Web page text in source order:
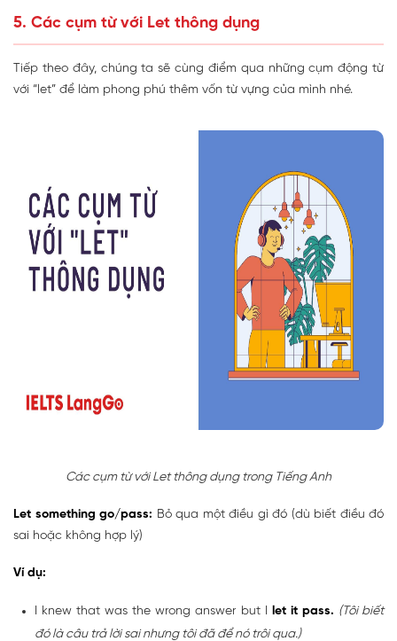
5. Các cụm từ với Let thông dụng
Tiếp theo đây, chúng ta sẽ cùng điểm qua những cụm động từ
với “let” để làm phong phú thêm vốn từ vựng của mình nhé.
Các cụm từ với Let thông dụng trong Tiếng Anh
Let something go/pass: Bỏ qua một điều gì đó (dù biết điều đó
sai hoặc không hợp lý)
Ví dụ:
I knew that was the wrong answer but I let it pass. (Tôi biết
đó là câu trả lời sai nhưng tôi đã để nó trôi qua.)